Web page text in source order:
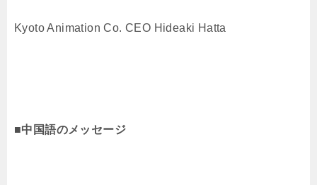
Kyoto Animation Co. CEO Hideaki Hatta
■中国語のメッセージ